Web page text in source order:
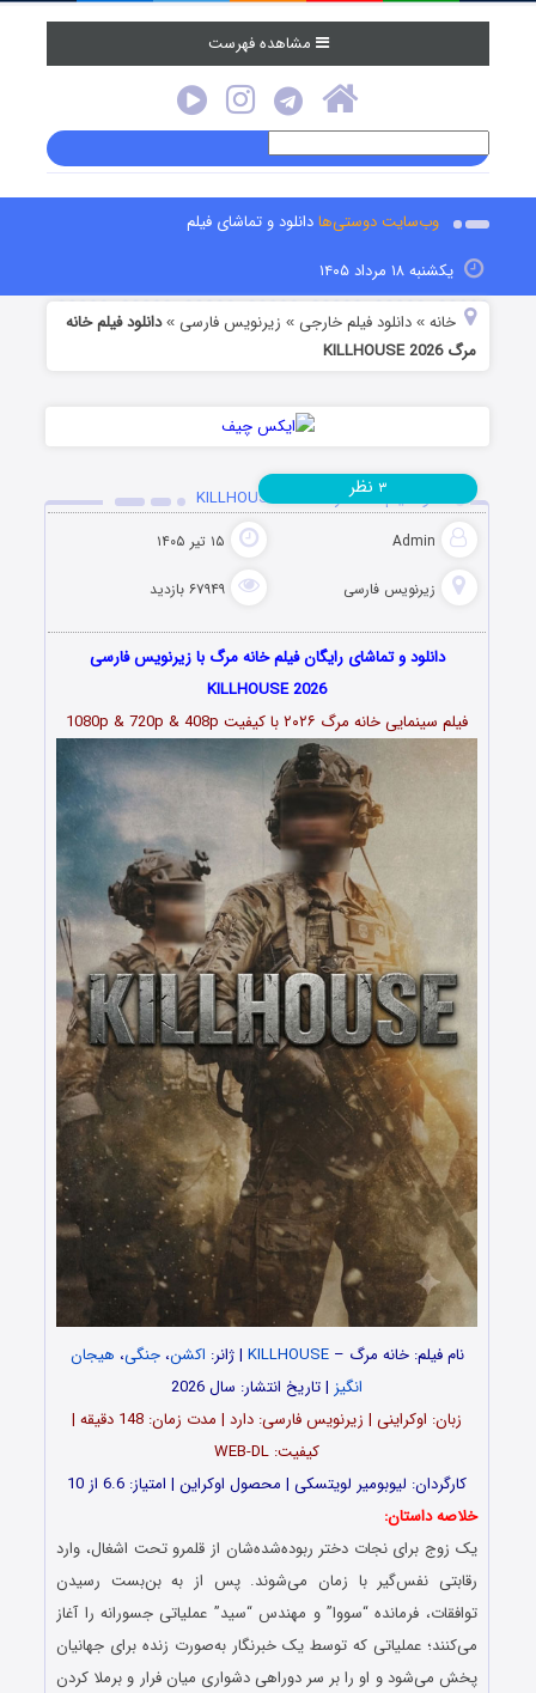
مشاهده فهرست
وب‌سایت دوستی‌هادانلود و تماشای فیلم
یکشنبه ۱۸ مرداد ۱۴۰۵
خانه »دانلود فیلم خارجی » زیرنویس فارسی »دانلود فیلم خانه
مرگ KILLHOUSE 2026
دانلود فیلم خانه مرگ KILLHOUSE 2026
Admin ۱۵ تیر ۱۴۰۵
زیرنویس فارسی ۶۷۹۴۹ بازدید
۳ نظر
دانلود و تماشای رایگان فیلم خانه مرگ با زیرنویس فارسی
KILLHOUSE 2026
فیلم سینماییخانه مرگ ۲۰۲۶ با کیفیت 1080p & 720p & 408p
نام فیلم: خانه مرگ –KILLHOUSE | ژانر: اکشن،جنگی، هیجان
انگیز | تاریخ انتشار: سال 2026
زبان: اوکراینی | زیرنویس فارسی: دارد | مدت زمان: 148 دقیقه |
کیفیت: WEB-DL
کارگردان: لیوبومیر لویتسکی | محصول اوکراین | امتیاز: 6.6 از 10
خلاصه داستان:
یک زوج برای نجات دختر ربوده‌شده‌شان از قلمرو تحت اشغال، وارد
رقابتی نفس‌گیر با زمان می‌شوند. پس از به بن‌بست رسیدن
توافقات، فرمانده “سووا” و مهندس “سید” عملیاتی جسورانه را آغاز
می‌کنند؛ عملیاتی که توسط یک خبرنگار به‌صورت زنده برای جهانیان
پخش می‌شود و او را بر سر دوراهی دشواری میان فرار و برملا کردن